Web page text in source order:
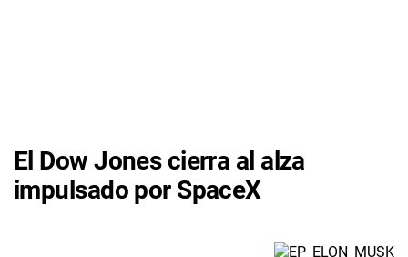
El Dow Jones cierra al alza
impulsado por SpaceX